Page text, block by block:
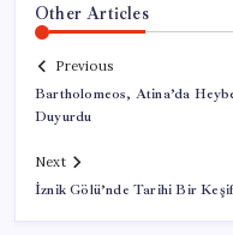
Other Articles
Previous
Bartholomeos, Atina’da
Duyurdu
Next
İznik Gölü’nde Tarihi Bir